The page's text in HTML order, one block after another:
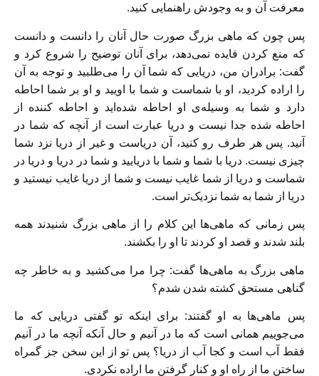
معرفت آن و به وجودش راهنمایی کنید.
پس چون که ماهی بزرگ صورت حال آنان را دانست و دانست
که منع کردن فایده نمی‌دهد، برای آنان توضیح را شروع کرد و
گفت: برادران من، دریایی که شما آن را می‌طلبید و توجه به آن
را اراده کردید، او با شماست و شما با اویید و او بر شما احاطه
دارد و شما به وسیله‌ی او احاطه شده‌اید و احاطه کننده از
احاطه شده جدا نیست و دریا عبارت است از آنچه که شما در
آنید. پس هر طرف رو کنید، آن دریاست و غیر از دریا نزد شما
چیزی نیست. دریا با شما و شما با دریایید و شما در دریا و دریا در
شماست و دریا از شما غایب نیست و شما از دریا غایب نیستید و
دریا از شما به شما نزدیک‌تر است.
پس زمانی که ماهی‌ها این کلام را از ماهی بزرگ شنیدند همه
بلند شدند و قصد او کردند تا او را بکشند.
ماهی بزرگ به ماهی‌ها گفت: چرا مرا می‌کشید و به خاطر چه
گناهی مستحق کشته شدن شدم؟
پس ماهی‌ها به او گفتند: برای اینکه تو گفتی دریایی که ما
می‌جوییم همانی است که ما در آنیم و حال آنکه آنچه ما در آنیم
فقط آب است و کجا آب از دریا؟ پس تو از این سخن جز گمراه
ساختن ما از راه او و کنار گرفتن ما اراده نکردی.